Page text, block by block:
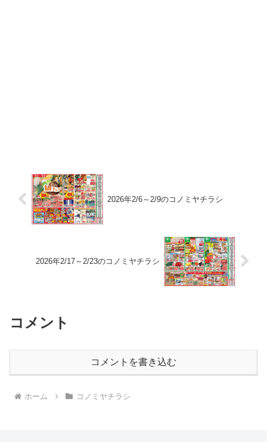
2026年2/6～2/9のコノミヤチラシ
2026年2/17～2/23のコノミヤチラシ
コメント
コメントを書き込む
ホーム コノミヤチラシ